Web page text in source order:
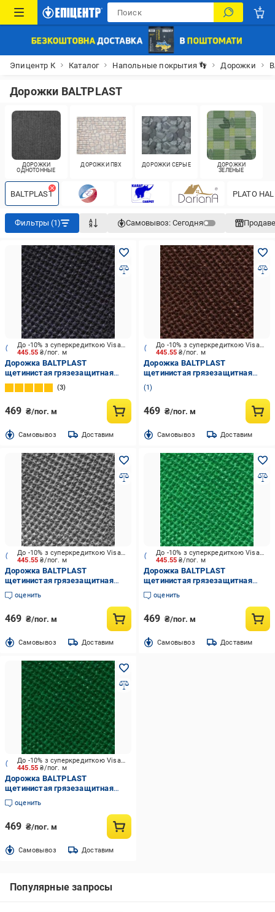
Эпицентр К Каталог Напольные покрытия 👣 Дорожки
Дорожки BALTPLAST
ДОРОЖКИ
ОДНОТОННЫЕ
ДОРОЖКИ ПВХ ДОРОЖКИ СЕРЫЕ
ДОРОЖКИ
ЗЕЛЕНЫЕ
BALTPLAST PLATO
Фильтры (1) Самовывоз: Сегодня
445.55₴/пог. м
До -10% з суперкредиткою Visa Вигода
Дорожка BALTPLAST
щетинистая грязезащитная
темно-серый 0,88 м (4740069-
27)
3
469 ₴/пог. м
Cамовывоз Доставим
445.55₴/пог. м
До -10% з суперкредиткою Visa Вигода
Дорожка BALTPLAST
щетинистая грязезащитная
темно-коричневая 0,88 м
(4740069-35)
1
469 ₴/пог. м
Cамовывоз Доставим
445.55₴/пог. м
До -10% з суперкредиткою Visa Вигода
Дорожка BALTPLAST
щетинистая грязезащитная
серый металик 0,88 м (4740069-
25)
оценить
469 ₴/пог. м
Cамовывоз Доставим
445.55₴/пог. м
До -10% з суперкредиткою Visa Вигода
Дорожка BALTPLAST
щетинистая грязезащитная
зеленая 0,88 м (4740069-63)
оценить
469 ₴/пог. м
Cамовывоз Доставим
445.55₴/пог. м
До -10% з суперкредиткою Visa Вигода
Дорожка BALTPLAST
щетинистая грязезащитная
темно-зеленая 0,88 м (4740069-
64)
оценить
469 ₴/пог. м
Cамовывоз Доставим
Популярные запросы